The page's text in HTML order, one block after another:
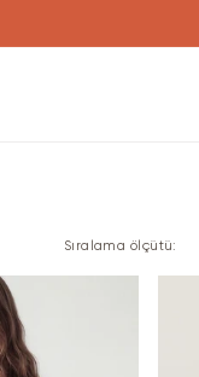
Sıralama ölçütü: